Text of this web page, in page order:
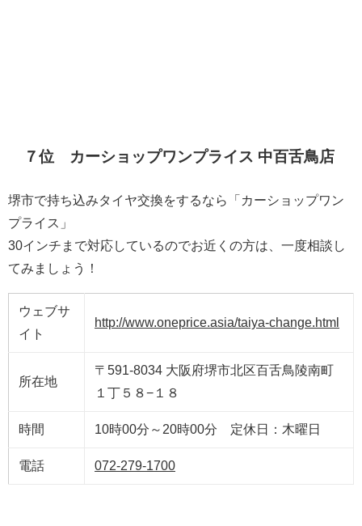
７位 カーショップワンプライス 中百舌鳥店
堺市で持ち込みタイヤ交換をするなら「カーショップワン
プライス」
30インチまで対応しているのでお近くの方は、一度相談し
てみましょう！
ウェブサ
イト
http://www.oneprice.asia/taiya-change.html
所在地
〒591-8034 大阪府堺市北区百舌鳥陵南町
１丁５８−１８
時間 10時00分～20時00分 定休日：木曜日
電話 072-279-1700